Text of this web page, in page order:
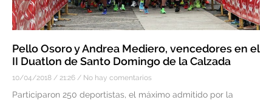
Pello Osoro y Andrea Mediero, vencedores en el
II Duatlon de Santo Domingo de la Calzada
10/04/2018 21:26 No hay comentarios
Participaron 250 deportistas, el máximo admitido por la